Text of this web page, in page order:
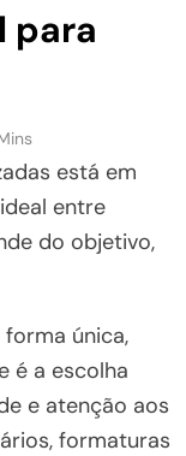
para
está em
entre
do objetivo,
única,
é a escolha
e atenção aos
formaturas